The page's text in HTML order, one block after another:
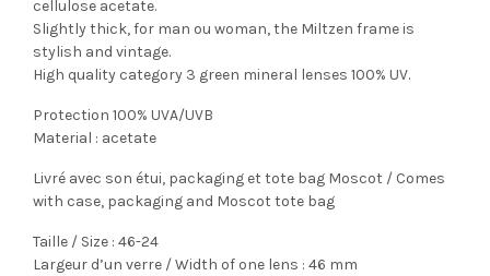
cellulose acetate.
Slightly thick, for man ou woman, the Miltzen frame is
stylish and vintage.
High quality category 3 green mineral lenses 100% UV.
Protection 100% UVA/UVB
Material : acetate
Livré avec son étui, packaging et tote bag Moscot / Comes
with case, packaging and Moscot tote bag
Taille / Size : 46-24
Largeur d’un verre / Width of one lens : 46 mm